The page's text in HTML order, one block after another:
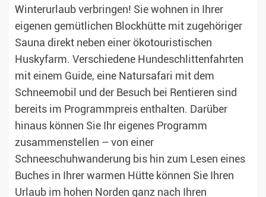
Winterurlaub verbringen! Sie wohnen in Ihrer
eigenen gemütlichen Blockhütte mit zugehöriger
Sauna direkt neben einer ökotouristischen
Huskyfarm. Verschiedene Hundeschlittenfahrten
mit einem Guide, eine Natursafari mit dem
Schneemobil und der Besuch bei Rentieren sind
bereits im Programmpreis enthalten. Darüber
hinaus können Sie Ihr eigenes Programm
zusammenstellen – von einer
Schneeschuhwanderung bis hin zum Lesen eines
Buches in Ihrer warmen Hütte können Sie Ihren
Urlaub im hohen Norden ganz nach Ihren